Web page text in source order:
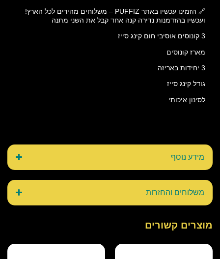
🔗 הזמינו עכשיו באתר PUFFIZ – משלוחים מהירים לכל הארץ!
ועכשיו בהזדמנות נדירה קנה אחד קבל את השני מתנה
3 קונוסים אוסיבי חום קינג סייז
מארז קונוסים
3 יחידות באריזה
גודל קינג סייז
לסינון איכותי
מידע נוסף
משלוחים והחזרות
מוצרים קשורים